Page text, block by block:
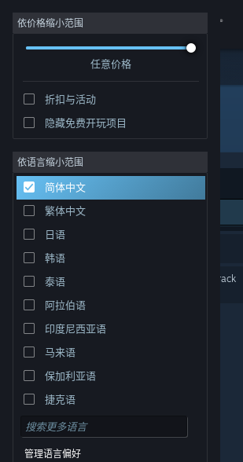
登录
社区
关于
客服
更改语言
获取 Steam 手机应用
查看桌面版网站
依价格缩小范围
任意价格
折扣与活动
隐藏免费开玩项目
依语言缩小范围
简体中文
繁体中文
日语
韩语
泰语
阿拉伯语
印度尼西亚语
马来语
保加利亚语
捷克语
丹麦语
德语
管理语言偏好
开发者: Abdenara
排序依据 相关性
1 个匹配的搜索结果。
Clans to Kingdoms Soundtrack